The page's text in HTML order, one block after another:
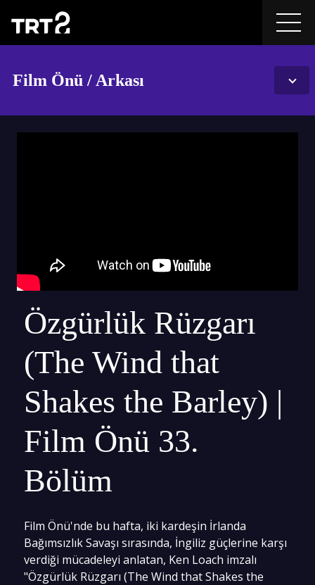
Film Önü / Arkası
Özgürlük Rüzgarı
(The Wind that
Shakes the Barley) |
Film Önü 33.
Bölüm
Film Önü'nde bu hafta, iki kardeşin İrlanda
Bağımsızlık Savaşı sırasında, İngiliz güçlerine karşı
verdiği mücadeleyi anlatan, Ken Loach imzalı
"Özgürlük Rüzgarı (The Wind that Shakes the